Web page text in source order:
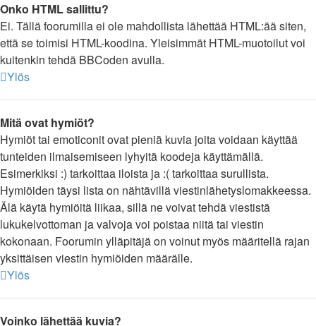
Onko HTML sallittu?
Ei. Tällä foorumilla ei ole mahdollista lähettää HTML:ää siten,
että se toimisi HTML-koodina. Yleisimmät HTML-muotoilut voi
kuitenkin tehdä BBCoden avulla.
Ylös
Mitä ovat hymiöt?
Hymiöt tai emoticonit ovat pieniä kuvia joita voidaan käyttää
tunteiden ilmaisemiseen lyhyitä koodeja käyttämällä.
Esimerkiksi :) tarkoittaa iloista ja :( tarkoittaa surullista.
Hymiöiden täysi lista on nähtävillä viestinlähetyslomakkeessa.
Älä käytä hymiöitä liikaa, sillä ne voivat tehdä viestistä
lukukelvottoman ja valvoja voi poistaa niitä tai viestin
kokonaan. Foorumin ylläpitäjä on voinut myös määritellä rajan
yksittäisen viestin hymiöiden määrälle.
Ylös
Voinko lähettää kuvia?